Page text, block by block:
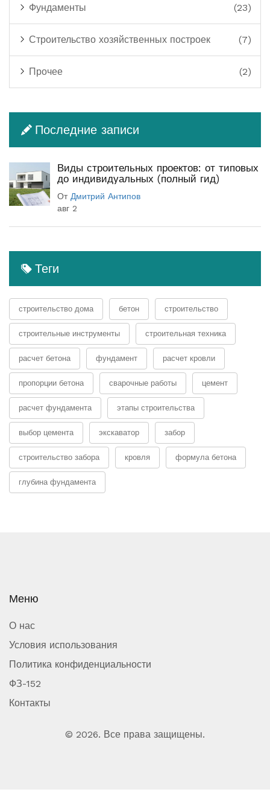
Фундаменты (23)
Строительство хозяйственных построек (7)
Прочее (2)
Последние записи
Виды строительных проектов: от типовых
до индивидуальных (полный гид)
От Дмитрий Антипов
авг 2
Теги
строительство дома бетон строительство
строительные инструменты строительная техника
расчет бетона фундамент расчет кровли
пропорции бетона сварочные работы цемент
расчет фундамента этапы строительства
выбор цемента экскаватор забор
строительство забора кровля формула бетона
глубина фундамента
Меню
О нас
Условия использования
Политика конфиденциальности
ФЗ-152
Контакты
© 2026. Все права защищены.